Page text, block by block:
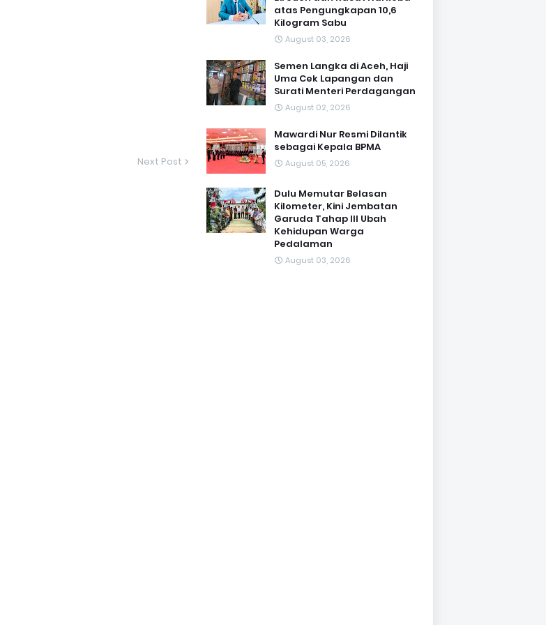
Next Post
atas Pengungkapan 10,6
Kilogram Sabu
August 03, 2026
Semen Langka di Aceh, Haji
Uma Cek Lapangan dan
Surati Menteri Perdagangan
August 02, 2026
Mawardi Nur Resmi Dilantik
sebagai Kepala BPMA
August 05, 2026
Dulu Memutar Belasan
Kilometer, Kini Jembatan
Garuda Tahap III Ubah
Kehidupan Warga
Pedalaman ‎
August 03, 2026